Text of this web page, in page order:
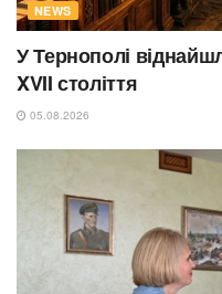
NEWS
У Тернополі
XVII століття
05.08.2026